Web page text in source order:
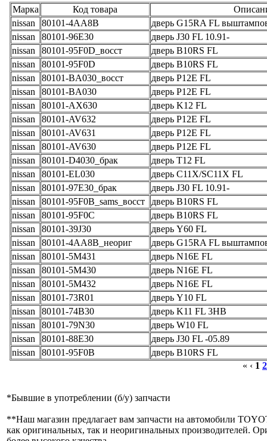
Марка Код товара
nissan
80101-4AA8B
дверь G15RA FL
nissan
80101-96E30
дверь J30 FL 10.91-
nissan
80101-95F0D_восст
дверь B10RS FL
nissan
80101-95F0D
дверь B10RS FL
nissan
80101-BA030_восст
дверь P12E FL
nissan
80101-BA030
дверь P12E FL
nissan
80101-AX630
дверь K12 FL
nissan
80101-AV632
дверь P12E FL
nissan
80101-AV631
дверь P12E FL
nissan
80101-AV630
дверь P12E FL
nissan
80101-D4030_брак
дверь T12 FL
nissan
80101-EL030
дверь C11X/SC11X FL
nissan
80101-97E30_брак
дверь J30 FL 10.91-
nissan
80101-95F0B_sams_восст
дверь B10RS FL
nissan
80101-95F0C
дверь B10RS FL
nissan
80101-39J30
дверь Y60 FL
nissan
80101-4AA8B_неориг
дверь G15RA FL
nissan
80101-5M431
дверь N16E FL
nissan
80101-5M430
дверь N16E FL
nissan
80101-5M432
дверь N16E FL
nissan
80101-73R01
дверь Y10 FL
nissan
80101-74B30
дверь K11 FL 3HB
nissan
80101-79N30
дверь W10 FL
nissan
80101-88E30
дверь J30 FL -05.89
nissan
80101-95F0B
дверь B10RS FL
« ‹ 1 2
*Бывшие в употреблении (б/y) запчасти
**Наш магазин предлагает вам запчасти на автомобили
как оригинальных, так и неоригинальных производителей.